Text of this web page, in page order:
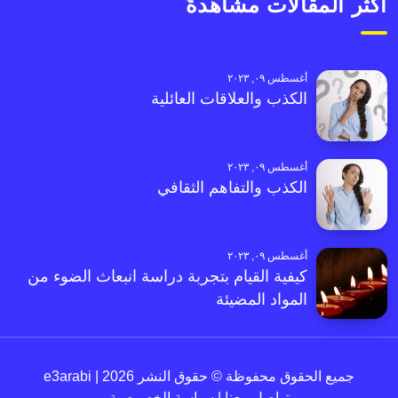
أكثر المقالات مشاهدةً
أغسطس ٠٩, ٢٠٢٣
الكذب والعلاقات العائلية
أغسطس ٠٩, ٢٠٢٣
الكذب والتفاهم الثقافي
أغسطس ٠٩, ٢٠٢٣
كيفية القيام بتجربة دراسة انبعاث الضوء من
المواد المضيئة
جميع الحقوق محفوظة © حقوق النشر 2026 | e3arabi